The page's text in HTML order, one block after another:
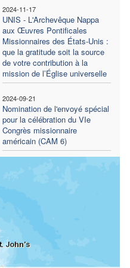
2024-11-17
UNIS - L'Archevêque Nappa
aux Œuvres Pontificales
Missionnaires des États-Unis :
que la gratitude soit la source
de votre contribution à la
mission de l’Église universelle
2024-09-21
Nomination de l'envoyé spécial
pour la célébration du VIe
Congrès missionnaire
américain (CAM 6)